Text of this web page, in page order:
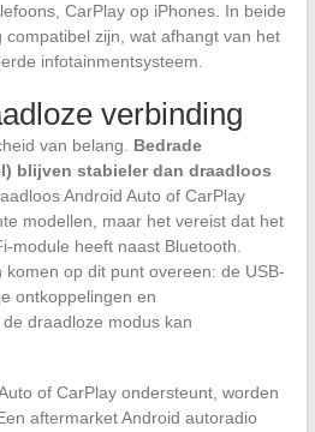
CarPlay op iPhones. In beide
zijn, wat afhangt van het
infotainmentsysteem.
verbinding
van belang. Bedrade
blijven stabieler dan draadloos
Android Auto of CarPlay
modellen, maar het vereist dat het
module heeft naast Bluetooth.
op dit punt overeen: de USB-
ontkoppelingen en
draadloze modus kan
of CarPlay ondersteunt, worden
aftermarket Android autoradio